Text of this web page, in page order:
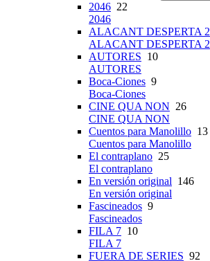
2046 22
2046
ALACANT DESPERTA 2
ALACANT DESPERTA 2
AUTORES 10
AUTORES
Boca-Ciones 9
Boca-Ciones
CINE QUA NON 26
CINE QUA NON
Cuentos para Manolillo 13
Cuentos para Manolillo
El contraplano 25
El contraplano
En versión original 146
En versión original
Fascineados 9
Fascineados
FILA 7 10
FILA 7
FUERA DE SERIES 92